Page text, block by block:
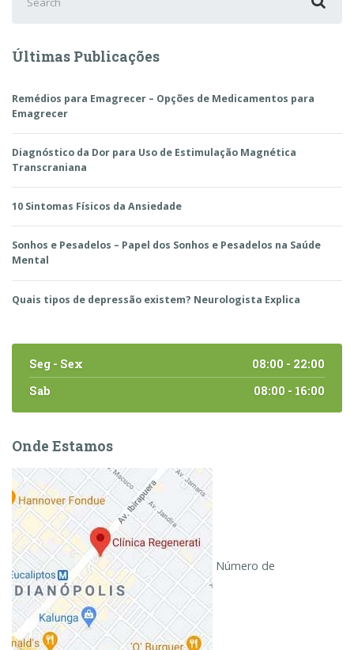
for:
Últimas Publicações
Remédios para Emagrecer – Opções de Medicamentos para
Emagrecer
Diagnóstico da Dor para Uso de Estimulação Magnética
Transcraniana
10 Sintomas Físicos da Ansiedade
Sonhos e Pesadelos – Papel dos Sonhos e Pesadelos na Saúde
Mental
Quais tipos de depressão existem? Neurologista Explica
Seg - Sex
08:00 - 22:00
Sab
08:00 - 16:00
Onde Estamos
Número de